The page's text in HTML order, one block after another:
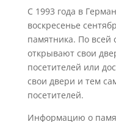
С 1993 года в
воскресенье
памятника. По всей
открывают свои
посетителей или
свои двери и тем
посетителей.
Информацию о